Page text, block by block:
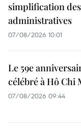
simplification
administratives
07/08/2026 10:01
Le 59e
célébré à Hô
07/08/2026 09:44